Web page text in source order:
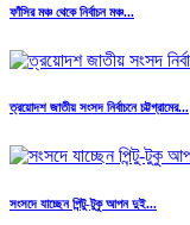
ফাঁসির মঞ্চ থেকে নির্বাচন মঞ্চ...
ত্রয়োদশ জাতীয় সংসদ নির্বাচনে চট্টগ্রামের...
সংসদে যাচ্ছেন পিন্টু-টুকু আপন দুই...